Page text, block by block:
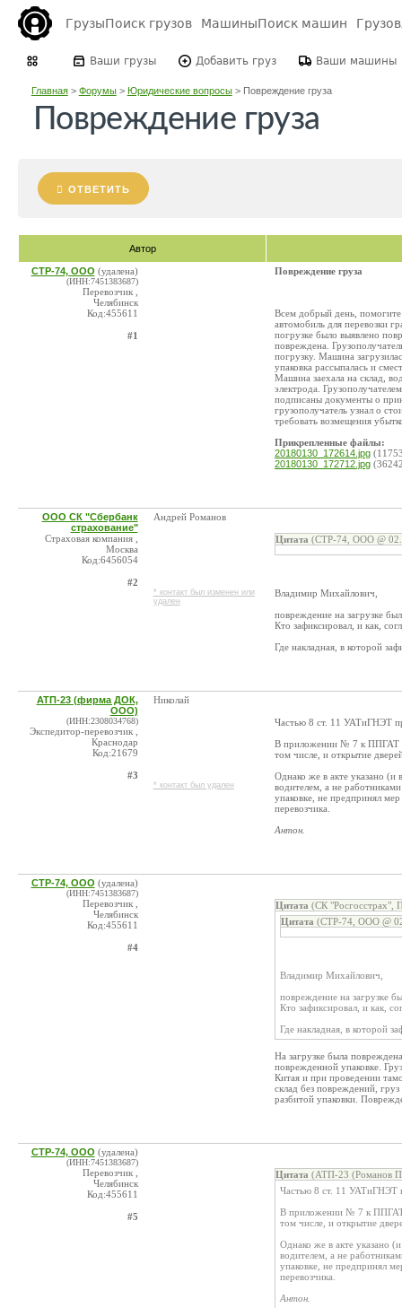
ГрузыПоиск грузов МашиныПоиск машин
Ваши грузы Добавить груз Ваши машины
Главная> Форумы> Юридические вопросы> Повреждение груза
Повреждение груза
ОТВЕТИТЬ
Автор
СТР-74, ООО (удалена)
(ИНН:7451383687)
Перевозчик ,
Челябинск
Код:455611
#1
Повреждение груза
Всем добрый день, помогите
автомобиль для перевозки
погрузке было выявлено
повреждена.
погрузку. Машина
упаковка рассыпалась и
Машина заехала на склад,
электрода.
подписаны документы о
грузополучатель узнал о
требовать возмещения
Прикрепленные файлы:
20180130_172614.jpg
20180130_172712.jpg
ООО СК "Сбербанк
страхование"
Страховая компания ,
Москва
Код:6456054
#2
Андрей Романов
* контакт был изменен или
удален
Цитата (СТР-74, ООО @
Владимир Михайлович,
повреждение на загрузке
Кто зафиксировал, и как,
Где накладная, в которой
АТП-23 (фирма ДОК,
ООО)
(ИНН:2308034768)
Экспедитор-перевозчик ,
Краснодар
Код:21679
#3
Николай
* контакт был удален
Частью 8 ст. 11 УАТиГНЭТ
В приложении № 7 к ППГАТ
том числе, и открытие
Однако же в акте указано (и
водителем, а не
упаковке, не предпринял
перевозчика.
Антон.
СТР-74, ООО (удалена)
(ИНН:7451383687)
Перевозчик ,
Челябинск
Код:455611
#4
Цитата (СК "Росгосстрах",
Цитата (СТР-74, ООО @
Владимир Михайлович,
повреждение на загрузке
Кто зафиксировал, и как,
Где накладная, в которой
На загрузке была
поврежденной упаковке.
Китая и при проведении
склад без повреждений,
разбитой упаковки.
СТР-74, ООО (удалена)
(ИНН:7451383687)
Перевозчик ,
Челябинск
Код:455611
#5
Цитата (АТП-23 (Романов
Частью 8 ст. 11 УАТиГНЭТ
В приложении № 7 к ППГАТ
том числе, и открытие
Однако же в акте указано
водителем, а не
упаковке, не предпринял
перевозчика.
Антон.